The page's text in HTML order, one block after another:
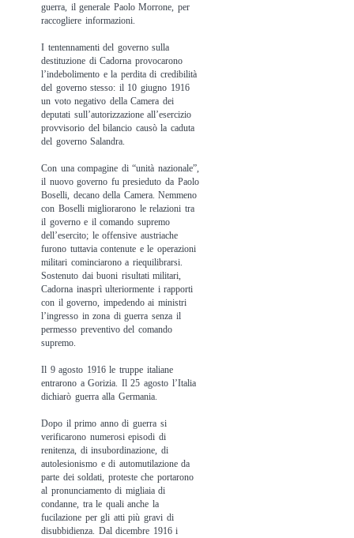
guerra, il generale Paolo Morrone, per
raccogliere informazioni.
I tentennamenti del governo sulla
destituzione di Cadorna provocarono
l’indebolimento e la perdita di credibilità
del governo stesso: il 10 giugno 1916
un voto negativo della Camera dei
deputati sull’autorizzazione all’esercizio
provvisorio del bilancio causò la caduta
del governo Salandra.
Con una compagine di “unità nazionale”,
il nuovo governo fu presieduto da Paolo
Boselli, decano della Camera. Nemmeno
con Boselli migliorarono le relazioni tra
il governo e il comando supremo
dell’esercito; le offensive austriache
furono tuttavia contenute e le operazioni
militari cominciarono a riequilibrarsi.
Sostenuto dai buoni risultati militari,
Cadorna inasprì ulteriormente i rapporti
con il governo, impedendo ai ministri
l’ingresso in zona di guerra senza il
permesso preventivo del comando
supremo.
Il 9 agosto 1916 le truppe italiane
entrarono a Gorizia. Il 25 agosto l’Italia
dichiarò guerra alla Germania.
Dopo il primo anno di guerra si
verificarono numerosi episodi di
renitenza, di insubordinazione, di
autolesionismo e di automutilazione da
parte dei soldati, proteste che portarono
al pronunciamento di migliaia di
condanne, tra le quali anche la
fucilazione per gli atti più gravi di
disubbidienza. Dal dicembre 1916 i